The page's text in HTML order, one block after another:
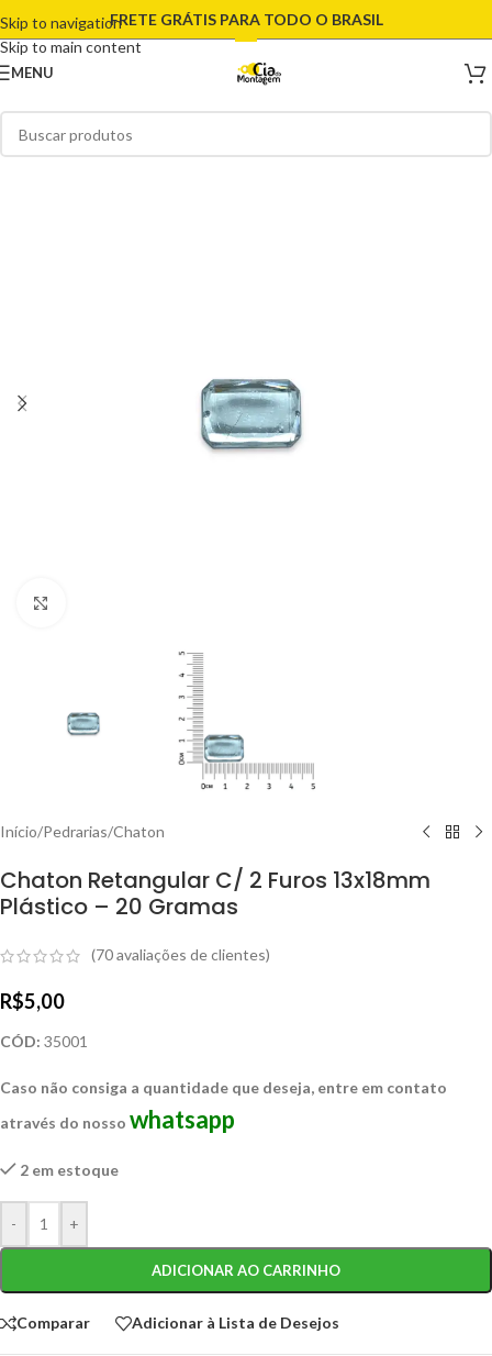
Skip to navigation
Skip to main content
FRETE GRÁTIS PARA TODO O BRASIL
MENU
Início/Pedrarias/Chaton
Chaton Retangular C/ 2 Furos 13x18mm
Plástico – 20 Gramas
(70avaliações de clientes)
R$5,00
CÓD: 35001
Caso não consiga a quantidade que deseja, entre em contato
através do nosso whatsapp
2 em estoque
- +
ADICIONAR AO CARRINHO
Comparar Adicionar à Lista de Desejos